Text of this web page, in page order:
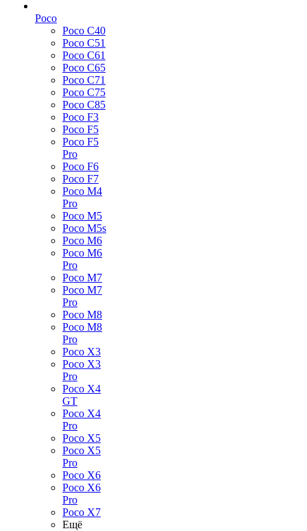
Poco
Poco C40
Poco C51
Poco C61
Poco C65
Poco C71
Poco C75
Poco C85
Poco F3
Poco F5
Poco F5
Pro
Poco F6
Poco F7
Poco M4
Pro
Poco M5
Poco M5s
Poco M6
Poco M6
Pro
Poco M7
Poco M7
Pro
Poco M8
Poco M8
Pro
Poco X3
Poco X3
Pro
Poco X4
GT
Poco X4
Pro
Poco X5
Poco X5
Pro
Poco X6
Poco X6
Pro
Poco X7
Ещё